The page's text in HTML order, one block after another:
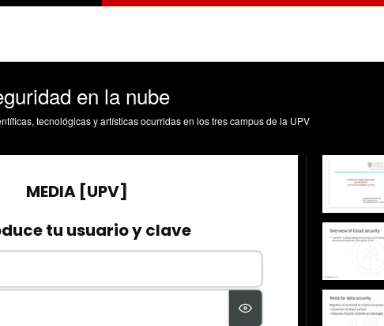
en la nube
tecnológicas y artísticas ocurridas en los tres campus de la UPV